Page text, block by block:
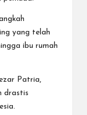
yang telah
ibu rumah
Patria,
drastis